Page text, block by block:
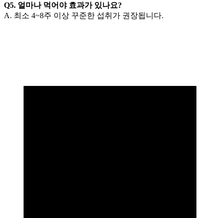
Q5. 얼마나 먹어야 효과가 있나요?
A. 최소 4~8주 이상 꾸준한 섭취가 권장됩니다.